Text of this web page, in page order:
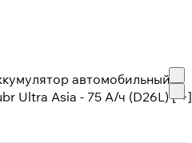
автомобильный
Ultra Asia - 75 А/ч (D26L) [-+]